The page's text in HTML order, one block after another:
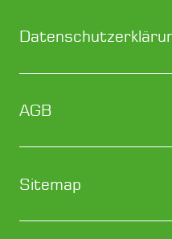
AGB
Sitemap